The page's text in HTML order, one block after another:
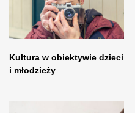
Kultura w obiektywie dzieci
i młodzieży